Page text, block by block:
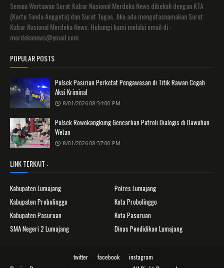
Semua Wartawan Surat Kabar Nasional Merdeka News dibekali dengan KTA
(Kartu Tanda Anggota) dan Surat Tugas. Jika ada mengatasnamakan Surat
Kabar Nasional Merdeka News. Hubungi kami melalui email di :
merdekanews@ymail.com
POPULAR POSTS
Polsek Pasirian Perketat Pengawasan di Titik Rawan Cegah
Aksi Kriminal
8/01/2026 08:34:00 PM
Polsek Rowokangkung Gencarkan Patroli Dialogis di Dawuhan
Wetan
8/01/2026 08:37:00 PM
LINK TERKAIT :
Kabupaten Lumajang
Polres Lumajang
Kabupaten Probolinggo
Kota Probolinggo
Kabupaten Pasuruan
Kota Pasuruan
SMA Negeri 2 Lumajang
Dinas Pendidikan Lumajang
twitter facebook instagram